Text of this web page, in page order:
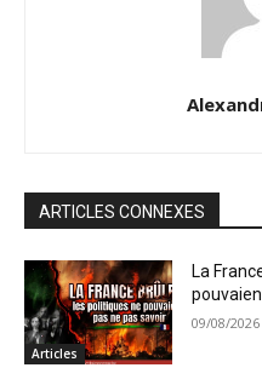
ARTICLES CONNEXES
Articles
La
09/08/2026